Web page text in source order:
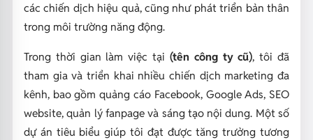
các chiến dịch hiệu quả, cũng như phát triển bản thân
trong môi trường năng động.
Trong thời gian làm việc tại (tên công ty cũ), tôi đã
tham gia và triển khai nhiều chiến dịch marketing đa
kênh, bao gồm quảng cáo Facebook, Google Ads, SEO
website, quản lý fanpage và sáng tạo nội dung. Một số
dự án tiêu biểu giúp tôi đạt được tăng trưởng tương